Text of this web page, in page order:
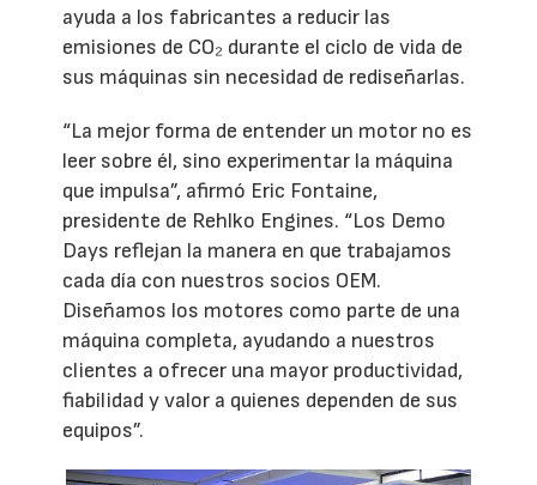
ayuda a los fabricantes a reducir las
emisiones de CO₂ durante el ciclo de vida de
sus máquinas sin necesidad de rediseñarlas.
“La mejor forma de entender un motor no es
leer sobre él, sino experimentar la máquina
que impulsa”, afirmó Eric Fontaine,
presidente de Rehlko Engines. “Los Demo
Days reflejan la manera en que trabajamos
cada día con nuestros socios OEM.
Diseñamos los motores como parte de una
máquina completa, ayudando a nuestros
clientes a ofrecer una mayor productividad,
fiabilidad y valor a quienes dependen de sus
equipos”.